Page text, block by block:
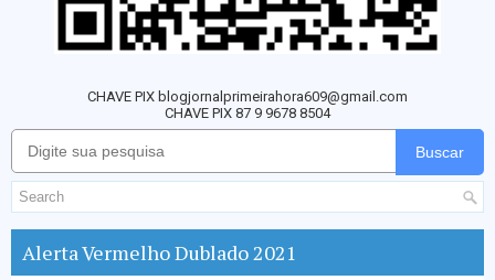
CHAVE PIX blogjornalprimeirahora609@gmail.com
CHAVE PIX 87 9 9678 8504
Buscar
Alerta Vermelho Dublado 2021